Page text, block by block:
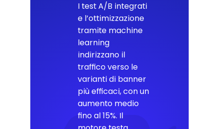
I test A/B integrati
e l’ottimizzazione
tramite machine
learning
indirizzano il
traffico verso le
varianti di banner
più efficaci, con un
aumento medio
fino al 15%. Il